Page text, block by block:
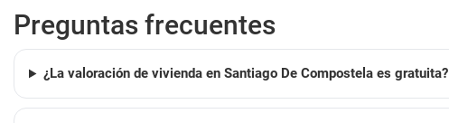
Preguntas frecuentes
¿La valoración de vivienda en Santiago De Compostela es gratuita?